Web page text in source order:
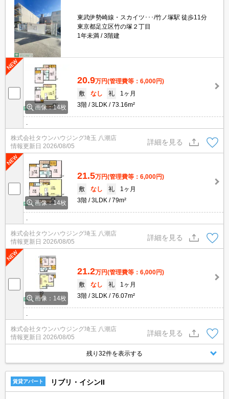
東武伊勢崎線・スカイツ･･･/竹ノ塚駅 徒歩11分
東京都足立区竹の塚２丁目
1年未満
3階建
画像：14枚
20.9万円(管理費等：6,000円)
敷
なし 礼
1ヶ月
3階
3LDK 73.16m²
株式会社タウンハウジング埼玉 八潮店
情報更新日 2026/08/05
詳細を見る
画像：14枚
21.5万円(管理費等：6,000円)
敷
なし 礼
1ヶ月
3階
3LDK 79m²
株式会社タウンハウジング埼玉 八潮店
情報更新日 2026/08/05
詳細を見る
画像：14枚
21.2万円(管理費等：6,000円)
敷
なし 礼
1ヶ月
3階
3LDK 76.07m²
株式会社タウンハウジング埼玉 八潮店
情報更新日 2026/08/05
詳細を見る
残り32件を表示する
賃貸アパート リブリ・イシンII